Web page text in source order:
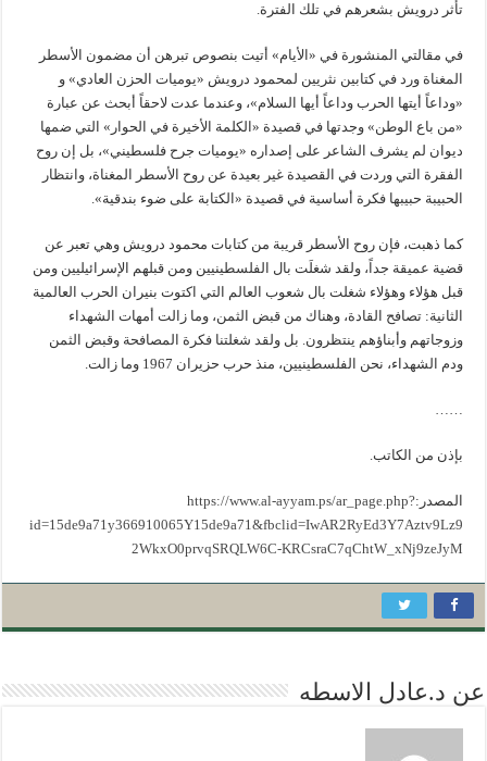
تأثر درويش بشعرهم في تلك الفترة.
في مقالتي المنشورة في «الأيام» أتيت بنصوص تبرهن أن مضمون الأسطر
المغناة ورد في كتابين نثريين لمحمود درويش «يوميات الحزن العادي» و
«وداعاً أيتها الحرب وداعاً أيها السلام»، وعندما عدت لاحقاً أبحث عن عبارة
«من باع الوطن» وجدتها في قصيدة «الكلمة الأخيرة في الحوار» التي ضمها
ديوان لم يشرف الشاعر على إصداره «يوميات جرح فلسطيني»، بل إن روح
الفقرة التي وردت في القصيدة غير بعيدة عن روح الأسطر المغناة، وانتظار
الحبيبة حبيبها فكرة أساسية في قصيدة «الكتابة على ضوء بندقية».
كما ذهبت، فإن روح الأسطر قريبة من كتابات محمود درويش وهي تعبر عن
قضية عميقة جداً، ولقد شغلَت بال الفلسطينيين ومن قبلهم الإسرائيليين ومن
قبل هؤلاء وهؤلاء شغلت بال شعوب العالم التي اكتوت بنيران الحرب العالمية
الثانية: تصافح القادة، وهناك من قبض الثمن، وما زالت أمهات الشهداء
وزوجاتهم وأبناؤهم ينتظرون. بل ولقد شغلتنا فكرة المصافحة وقبض الثمن
ودم الشهداء، نحن الفلسطينيين، منذ حرب حزيران 1967 وما زالت.
……
بإذن من الكاتب.
المصدر:https://www.al-ayyam.ps/ar_page.php?
id=15de9a71y366910065Y15de9a71&fbclid=IwAR2RyEd3Y7Aztv9Lz9
2WkxO0prvqSRQLW6C-KRCsraC7qChtW_xNj9zeJyM
عن د.عادل الاسطه